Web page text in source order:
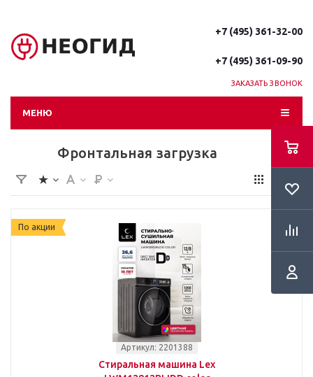
+7 (495) 361-32-00
+7 (495) 361-09-90
ЗАКАЗАТЬ ЗВОНОК
МЕНЮ
Фронтальная загрузка
По акции
Артикул: 2201388
Стиральная машина Lex